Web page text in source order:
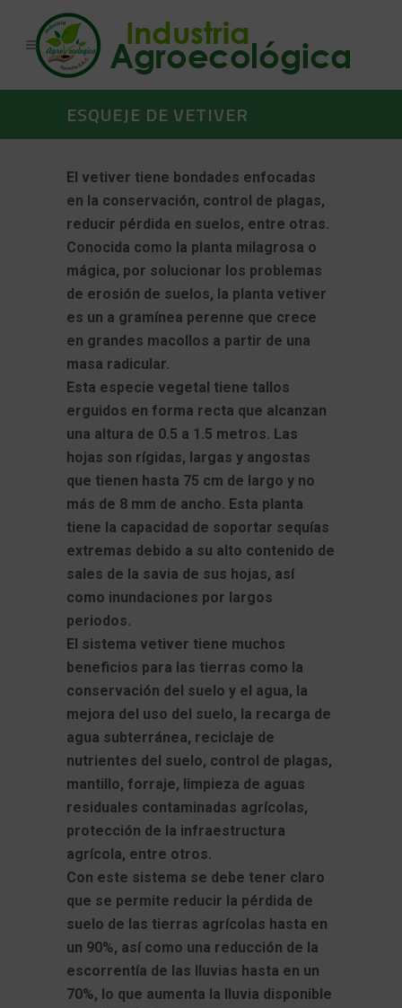
ESQUEJE DE VETIVER
El vetiver tiene bondades enfocadas
en la conservación, control de plagas,
reducir pérdida en suelos, entre otras.
Conocida como la planta milagrosa o
mágica, por solucionar los problemas
de erosión de suelos, la planta vetiver
es un a gramínea perenne que crece
en grandes macollos a partir de una
masa radicular.
Esta especie vegetal tiene tallos
erguidos en forma recta que alcanzan
una altura de 0.5 a 1.5 metros. Las
hojas son rígidas, largas y angostas
que tienen hasta 75 cm de largo y no
más de 8 mm de ancho. Esta planta
tiene la capacidad de soportar sequías
extremas debido a su alto contenido de
sales de la savia de sus hojas, así
como inundaciones por largos
periodos.
El sistema vetiver tiene muchos
beneficios para las tierras como la
conservación del suelo y el agua, la
mejora del uso del suelo, la recarga de
agua subterránea, reciclaje de
nutrientes del suelo, control de plagas,
mantillo, forraje, limpieza de aguas
residuales contaminadas agrícolas,
protección de la infraestructura
agrícola, entre otros.
Con este sistema se debe tener claro
que se permite reducir la pérdida de
suelo de las tierras agrícolas hasta en
un 90%, así como una reducción de la
escorrentía de las lluvias hasta en un
70%, lo que aumenta la lluvia disponible